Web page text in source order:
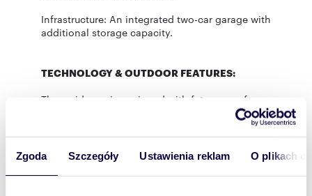
Zgoda Szczegóły Ustawienia reklam O plikach
Infrastructure: An integrated two-car garage with
additional storage capacity.
TECHNOLOGY & OUTDOOR FEATURES:
The residence is equipped with future-proof
* Sustainability: Private photovoltaic system for
high energy efficiency and low running costs.
* Special Feature: A private waterfall in the
garden, creating a unique, tranquil atmosphere